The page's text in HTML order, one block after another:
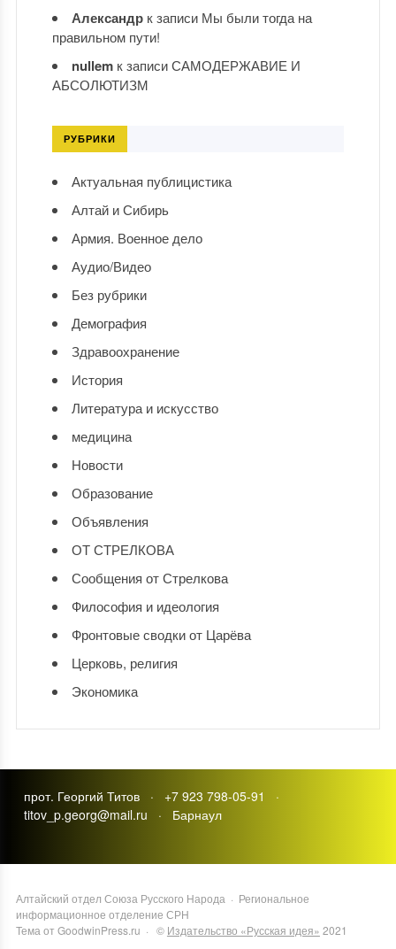
Александрк записи Мы были тогда на
правильном пути!
nullemк записиСАМОДЕРЖАВИЕ И
АБСОЛЮТИЗМ
РУБРИКИ
Актуальная публицистика
Алтай и Сибирь
Армия. Военное дело
Аудио/Видео
Без рубрики
Демография
Здравоохранение
История
Литература и искусство
медицина
Новости
Образование
Объявления
ОТ СТРЕЛКОВА
Сообщения от Стрелкова
Философия и идеология
Фронтовые сводки от Царёва
Церковь, религия
Экономика
прот. Георгий Титов · +7 923 798-05-91 ·
titov_p.georg@mail.ru · Барнаул
Алтайский отдел Союза Русского Народа · Региональное
информационное отделение СРН
Тема от GoodwinPress.ru · © Издательство «Русская идея» 2021